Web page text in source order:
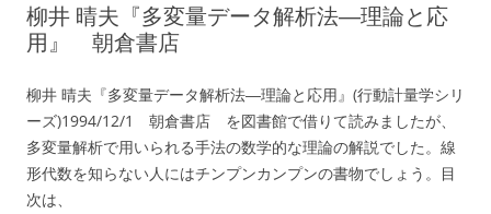
柳井 晴夫『多変量データ解析法―理論と応
用』 朝倉書店
柳井 晴夫『多変量データ解析法―理論と応用』(行動計量学シリ
ーズ)1994/12/1 朝倉書店 を図書館で借りて読みましたが、
多変量解析で用いられる手法の数学的な理論の解説でした。線
形代数を知らない人にはチンプンカンプンの書物でしょう。目
次は、